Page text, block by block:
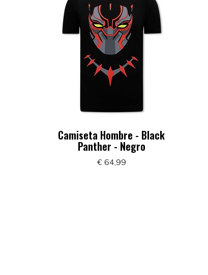
Camiseta Hombre - Black
Panther - Negro
€ 64,99